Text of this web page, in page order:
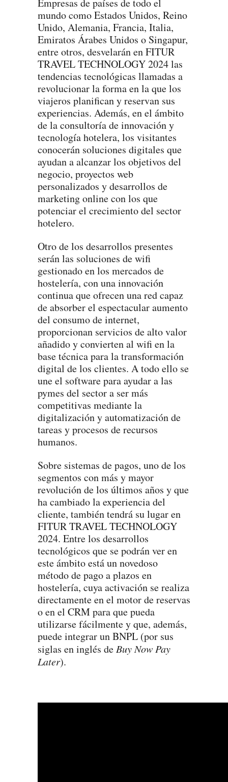
Empresas de países de todo el
mundo como Estados Unidos, Reino
Unido, Alemania, Francia, Italia,
Emiratos Árabes Unidos o Singapur,
entre otros, desvelarán en FITUR
TRAVEL TECHNOLOGY 2024 las
tendencias tecnológicas llamadas a
revolucionar la forma en la que los
viajeros planifican y reservan sus
experiencias. Además, en el ámbito
de la consultoría de innovación y
tecnología hotelera, los visitantes
conocerán soluciones digitales que
ayudan a alcanzar los objetivos del
negocio, proyectos web
personalizados y desarrollos de
marketing online con los que
potenciar el crecimiento del sector
hotelero.
Otro de los desarrollos presentes
serán las soluciones de wifi
gestionado en los mercados de
hostelería, con una innovación
continua que ofrecen una red capaz
de absorber el espectacular aumento
del consumo de internet,
proporcionan servicios de alto valor
añadido y convierten al wifi en la
base técnica para la transformación
digital de los clientes. A todo ello se
une el software para ayudar a las
pymes del sector a ser más
competitivas mediante la
digitalización y automatización de
tareas y procesos de recursos
humanos.
Sobre sistemas de pagos, uno de los
segmentos con más y mayor
revolución de los últimos años y que
ha cambiado la experiencia del
cliente, también tendrá su lugar en
FITUR TRAVEL TECHNOLOGY
2024. Entre los desarrollos
tecnológicos que se podrán ver en
este ámbito está un novedoso
método de pago a plazos en
hostelería, cuya activación se realiza
directamente en el motor de reservas
o en el CRM para que pueda
utilizarse fácilmente y que, además,
puede integrar un BNPL (por sus
siglas en inglés de Buy Now Pay
Later).